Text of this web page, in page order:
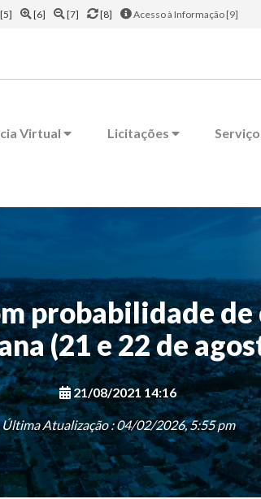
[5] [6] [7] [8] Acesso à Informação [9]
Virtual Licitações
probabilidade
(21 e 22 de
21/08/2021 14:16
Última Atualização : 04/02/2026, 5:55 pm